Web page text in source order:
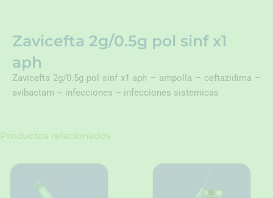
Zavicefta 2g/0.5g pol sinf x1
aph
Zavicefta 2g/0.5g pol sinf x1 aph – ampolla – ceftazidima –
avibactam – infecciones – infecciones sistemicas
Productos relacionados